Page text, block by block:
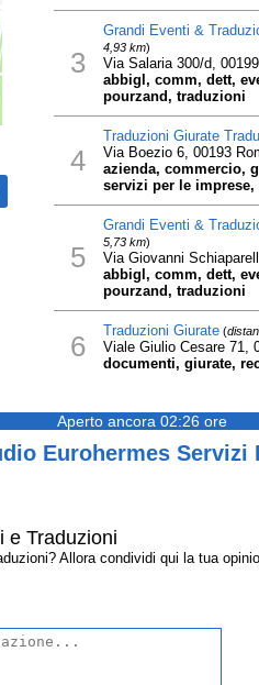
3
Grandi Eventi &
4,93 km)
Via Salaria 300/d,
abbigl, comm, dett,
pourzand, traduzioni
4
Traduzioni Giurate
Via Boezio 6, 00193
azienda, commercio,
servizi per le
5
Grandi Eventi &
5,73 km)
Via Giovanni
abbigl, comm, dett,
pourzand, traduzioni
6 Traduzioni Giurate(
Viale Giulio Cesare 71,
documenti, giurate,
Aperto ancora 02:26 ore
Eurohermes Servizi
e Traduzioni
Allora condividi qui la tua